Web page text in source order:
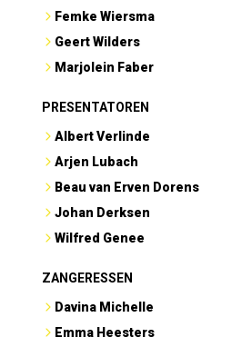
Femke Wiersma
Geert Wilders
Marjolein Faber
PRESENTATOREN
Albert Verlinde
Arjen Lubach
Beau van Erven Dorens
Johan Derksen
Wilfred Genee
ZANGERESSEN
Davina Michelle
Emma Heesters